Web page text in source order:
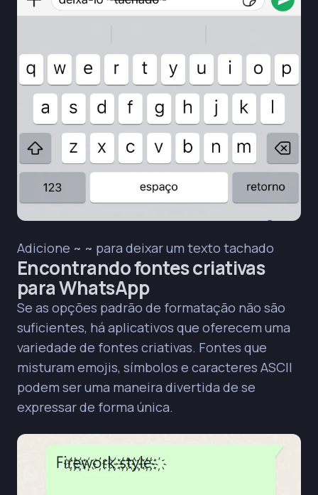
Adicione ~ ~ para deixar um texto tachado
Encontrando fontes criativas
para WhatsApp
Se as opções padrão de formatação não são
suficientes, há aplicativos que oferecem uma
variedade de fontes criativas. Fontes que
misturam emojis, símbolos e caracteres ASCII
podem ser uma maneira divertida de se
expressar de forma única.